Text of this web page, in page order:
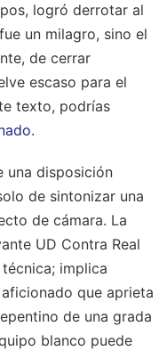
logró derrotar al
un milagro, sino el
de cerrar
escaso para el
texto, podrías
.
una disposición
de sintonizar una
de cámara. La
UD Contra Real
implica
que aprieta
de una grada
blanco puede